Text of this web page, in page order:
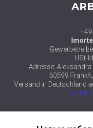
USt-
Adresse:
60599
Versand in Deutschland